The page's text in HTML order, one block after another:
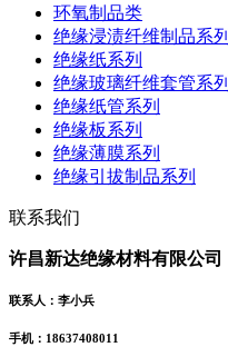
环氧制品类
绝缘浸渍纤维制品系列
绝缘纸系列
绝缘玻璃纤维套管系列
绝缘纸管系列
绝缘板系列
绝缘薄膜系列
绝缘引拔制品系列
联系我们
许昌新达绝缘材料有限公司
联系人：李小兵
手机：18637408011